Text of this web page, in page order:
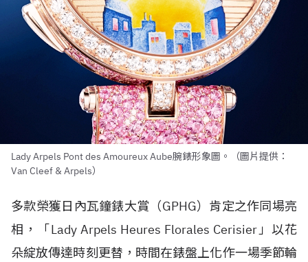
Lady Arpels Pont des Amoureux Aube腕錶形象圖。（圖片提供：
Van Cleef & Arpels）
多款榮獲日內瓦鐘錶大賞（GPHG）肯定之作同場亮
相，「Lady Arpels Heures Florales Cerisier」以花
朵綻放傳達時刻更替，時間在錶盤上化作一場季節輪